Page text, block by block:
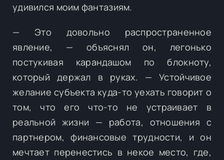
удивился моим фантазиям.
— Это довольно распространенное
явление, — объяснял он, легонько
постукивая карандашом по блокноту,
который держал в руках. — Устойчивое
желание субъекта куда-то уехать говорит о
том, что его что-то не устраивает в
реальной жизни — работа, отношения с
партнером, финансовые трудности, и он
мечтает перенестись в некое место, где,